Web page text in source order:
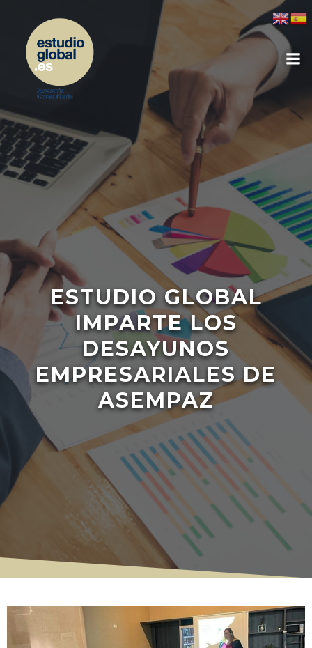
ESTUDIO GLOBAL
IMPARTE LOS
DESAYUNOS
EMPRESARIALES DE
ASEMPAZ